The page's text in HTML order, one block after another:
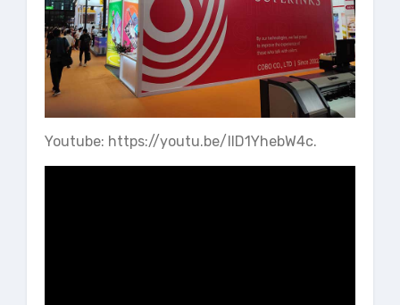
Youtube: https://youtu.be/IID1YhebW4c.